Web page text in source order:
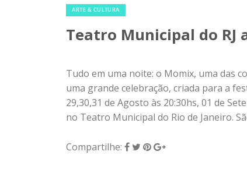
ARTE & CULTURA
Teatro Municipal do RJ
Tudo em uma noite: o Momix, uma das
uma grande celebração, criada para a
29,30,31 de Agosto às 20:30hs, 01 de
no Teatro Municipal do Rio de Janeiro.
Compartilhe: